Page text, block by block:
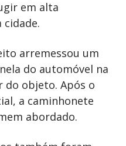
em alta
cidade.
arremessou um
do automóvel na
do objeto. Após o
a caminhonete
abordado.